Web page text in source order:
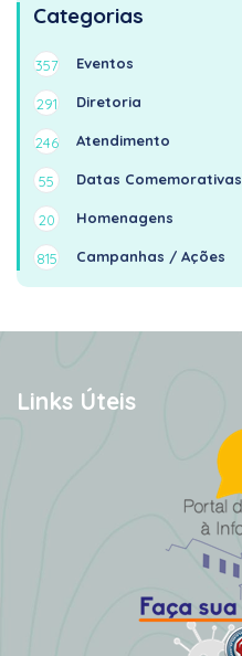
Categorias
357 Eventos
291 Diretoria
246 Atendimento
55 Datas Comemorativas
20 Homenagens
815 Campanhas / Ações
Links Úteis